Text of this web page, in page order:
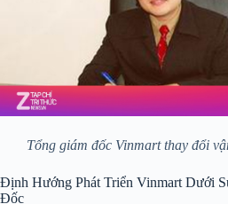
Tổng giám đốc Vinmart thay đổi
Định Hướng Phát Triển Vinmart Dưới
Đốc